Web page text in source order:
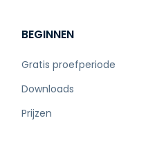
BEGINNEN
Gratis proefperiode
Downloads
Prijzen